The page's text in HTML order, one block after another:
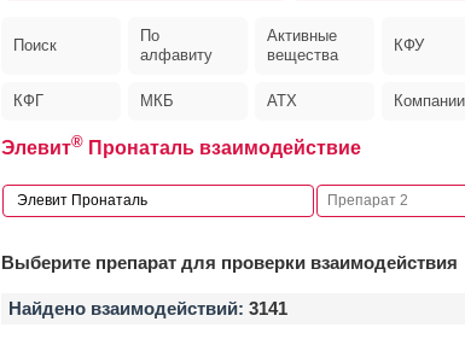
Поиск
По
алфавиту
Активные
вещества
КФУ
КФГ МКБ АТХ Компании
Элевит®Пронаталь взаимодействие
Выберите препарат для проверки взаимодействия
Найдено взаимодействий: 3141